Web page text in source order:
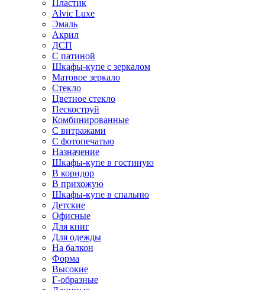
Пластик
Alvic Luxe
Эмаль
Акрил
ДСП
С патиной
Шкафы-купе с зеркалом
Матовое зеркало
Стекло
Цветное стекло
Пескоструй
Комбинированные
С витражами
С фотопечатью
Назначение
Шкафы-купе в гостиную
В коридор
В прихожую
Шкафы-купе в спальню
Детские
Офисные
Для книг
Для одежды
На балкон
Форма
Высокие
Г-образные